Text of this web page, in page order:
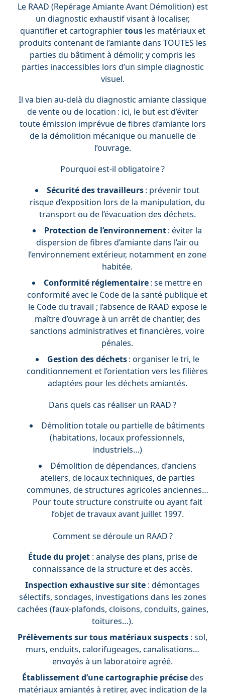
Le RAAD (Repérage Amiante Avant Démolition) est
un diagnostic exhaustif visant à localiser,
quantifier et cartographiertousles matériaux et
produits contenant de l’amiante dans TOUTES les
parties du bâtiment à démolir, y compris les
parties inaccessibles lors d’un simple diagnostic
visuel.
Il va bien au-delà du diagnostic amiante classique
de vente ou de location : ici, le but est d’éviter
toute émission imprévue de fibres d’amiante lors
de la démolition mécanique ou manuelle de
l’ouvrage.
Pourquoi est-il obligatoire ?
Sécurité des travailleurs: prévenir tout
risque d’exposition lors de la manipulation, du
transport ou de l’évacuation des déchets.
Protection de l’environnement: éviter la
dispersion de fibres d’amiante dans l’air ou
l’environnement extérieur, notamment en zone
habitée.
Conformité réglementaire: se mettre en
conformité avec le Code de la santé publique et
le Code du travail ; l’absence de RAAD expose le
maître d’ouvrage à un arrêt de chantier, des
sanctions administratives et financières, voire
pénales.
Gestion des déchets: organiser le tri, le
conditionnement et l’orientation vers les filières
adaptées pour les déchets amiantés.
Dans quels cas réaliser un RAAD ?
Démolition totale ou partielle de bâtiments
(habitations, locaux professionnels,
industriels…)
Démolition de dépendances, d’anciens
ateliers, de locaux techniques, de parties
communes, de structures agricoles anciennes…
Pour toute structure construite ou ayant fait
l’objet de travaux avant juillet 1997.
Comment se déroule un RAAD ?
Étude du projet: analyse des plans, prise de
connaissance de la structure et des accès.
Inspection exhaustive sur site : démontages
sélectifs, sondages, investigations dans les zones
cachées (faux-plafonds, cloisons, conduits, gaines,
toitures…).
Prélèvements sur tous matériaux suspects : sol,
murs, enduits, calorifugeages, canalisations…
envoyés à un laboratoire agréé.
Établissement d’une cartographie précisedes
matériaux amiantés à retirer, avec indication de la